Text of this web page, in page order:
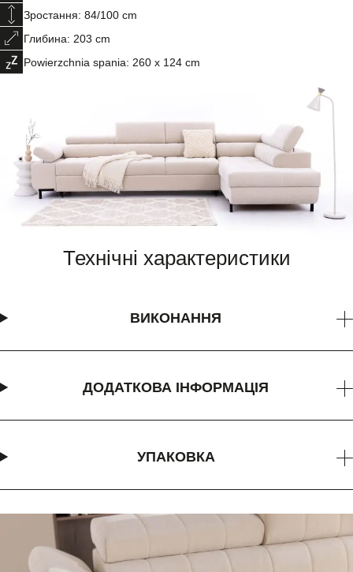
Зростання: 84/100 cm
Глибина: 203 cm
Powierzchnia spania: 260 x 124 cm
Технічні характеристики
ВИКОНАННЯ
ДОДАТКОВА ІНФОРМАЦІЯ
УПАКОВКА